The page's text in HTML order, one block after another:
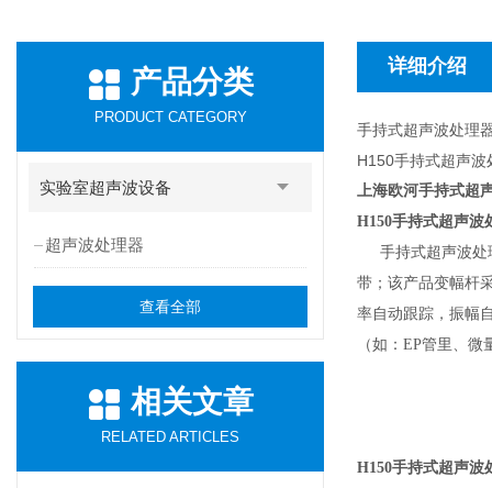
产品分类
PRODUCT CATEGORY
实验室超声波设备
超声波处理器
查看全部
相关文章
RELATED ARTICLES
详细介绍
手持式超声波处理
H150手持式超声波
上海欧河手持式超
H150手持式超声波
手持式超声波
带；该产品变幅杆
率自动跟踪，振幅
（如：EP管里、
H150手持式超声波